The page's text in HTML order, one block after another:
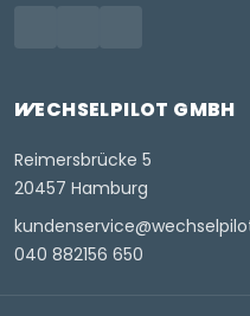
WECHSELPILOT GMBH
Reimersbrücke 5
20457 Hamburg
040 882156 650